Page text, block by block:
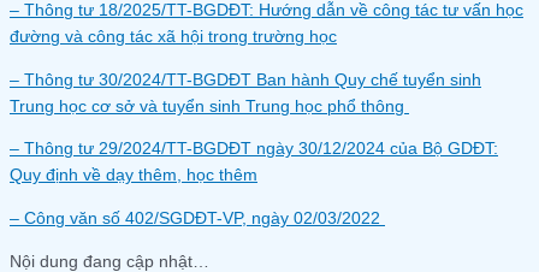
– Thông tư 18/2025/TT-BGDĐT: Hướng dẫn về công tác tư vấn học
đường và công tác xã hội trong trường học
– Thông tư 30/2024/TT-BGDĐT Ban hành Quy chế tuyển sinh
Trung học cơ sở và tuyển sinh Trung học phổ thông
– Thông tư 29/2024/TT-BGDĐT ngày 30/12/2024 của Bộ GDĐT:
Quy định về dạy thêm, học thêm
– Công văn số 402/SGDĐT-VP, ngày 02/03/2022
Nội dung đang cập nhật…